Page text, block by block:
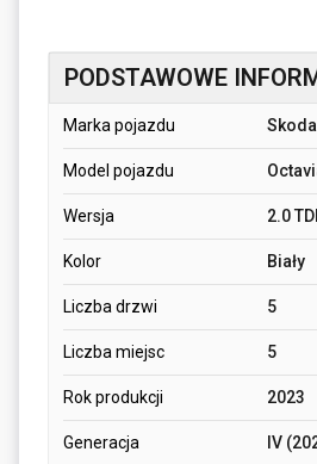
PODSTAWOWE
Marka pojazdu Skoda
Model pojazdu
Wersja 2.0
Kolor Biały
Liczba drzwi 5
Liczba miejsc 5
Rok produkcji 2023
Generacja IV